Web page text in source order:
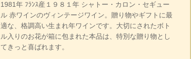
1981年 ﾌﾗﾝｽ産１９８１年 シャトー・カロン・セギュー
ル 赤ワインのヴィンテージワイン。贈り物やギフトに最
適な、格調高い生まれ年ワインです。大切にされたボト
ル入りのお花が箱に包まれた本品は、特別な贈り物とし
てきっと喜ばれます。